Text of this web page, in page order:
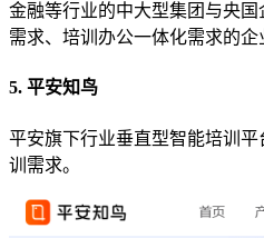
金融等行业的中大型集团与央
需求、培训办公一体化需求的企
5. 平安知鸟
平安旗下行业垂直型智能培训
训需求。